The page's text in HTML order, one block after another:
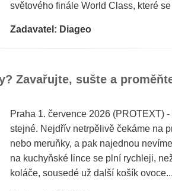
světového finále World Class, které se
Zadavatel: Diageo
Zavařujte, sušte a
Praha 1. července 2026 (PROTEXT)
stejné. Nejdřív netrpělivě čekáme na
nebo meruňky, a pak najednou
na kuchyňské lince se plní rychleji,
koláče, sousedé už další košík ovoce...